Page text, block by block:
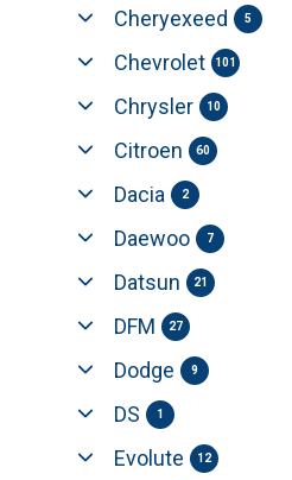
Cheryexeed 5
Chevrolet 101
Chrysler 10
Citroen 60
Dacia 2
Daewoo 7
Datsun 21
DFM 27
Dodge 9
DS 1
Evolute 12